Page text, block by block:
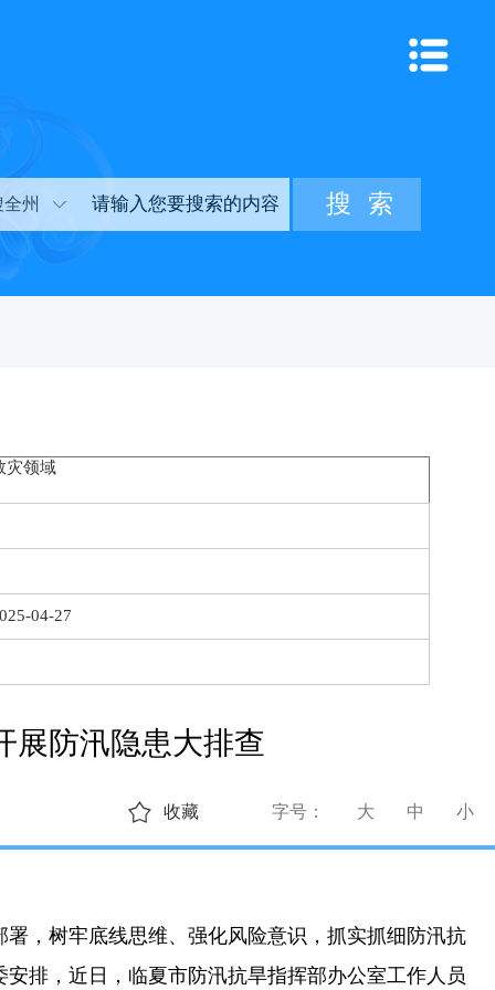
全州
灾领域
04-27
防汛隐患大排查
字号： 大 中 小
收藏
，树牢底线思维、强化风险意识，抓实抓细防汛抗
排，近日，临夏市防汛抗旱指挥部办公室工作人员